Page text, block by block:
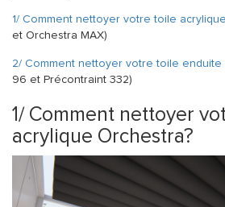
1/ Comment nettoyer votre toile
et Orchestra MAX)
2/ Comment nettoyer votre toile enduite
96 et Précontraint 332)
1/ Comment nettoyer
acrylique Orchestra?